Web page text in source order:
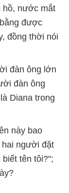
hồ, nước mắt
được
đồng thời nói
đàn ông lớn
đàn ông
Diana trong
này bao
hai người đặt
tên tôi?";